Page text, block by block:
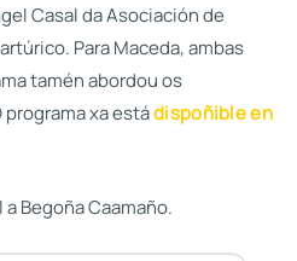
Casal da Asociación de
Para Maceda, ambas
tamén abordou os
xa estádispoñible en
Begoña Caamaño.